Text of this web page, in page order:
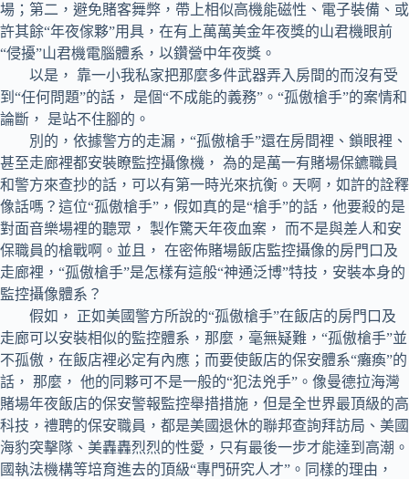
場；第二，避免賭客舞弊，帶上相似高機能磁性、電子裝備、或
許其餘“年夜傢夥”用具，在有上萬萬美金年夜獎的山君機眼前
“侵擾”山君機電腦體系，以鑽營中年夜獎。
以是， 靠一小我私家把那麼多件武器弄入房間的而沒有受
到“任何問題”的話， 是個“不成能的義務”。“孤傲槍手”的案情和
論斷， 是站不住腳的。
別的，依據警方的走漏，“孤傲槍手”還在房間裡、鎖眼裡、
甚至走廊裡都安裝瞭監控攝像機， 為的是萬一有賭場保鑣職員
和警方來查抄的話，可以有第一時光來抗衡。天啊，如許的詮釋
像話嗎？這位“孤傲槍手”，假如真的是“槍手”的話，他要殺的是
對面音樂場裡的聽眾， 製作驚天年夜血案， 而不是與差人和安
保職員的槍戰啊。並且， 在密佈賭場飯店監控攝像的房門口及
走廊裡，“孤傲槍手”是怎樣有這般“神通泛博”特技，安裝本身的
監控攝像體系？
假如， 正如美國警方所說的“孤傲槍手”在飯店的房門口及
走廊可以安裝相似的監控體系，那麼，毫無疑難，“孤傲槍手”並
不孤傲，在飯店裡必定有內應；而要使飯店的保安體系“癱瘓”的
話， 那麼， 他的同夥可不是一般的“犯法兇手”。像曼德拉海灣
賭場年夜飯店的保安警報監控舉措措施，但是全世界最頂級的高
科技，禮聘的保安職員，都是美國退休的聯邦查詢拜訪局、美國
海豹突擊隊、美轟轟烈烈的性愛，只有最後一步才能達到高潮。
國執法機構等培育進去的頂級“專門研究人才”。同樣的理由，